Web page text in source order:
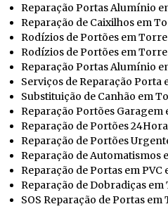
Reparação Portas Alumínio
Reparação de Caixilhos em
Rodízios de Portões em Torre
Rodízios de Portões em Torre
Reparação Portas Alumínio
Serviços de Reparação Porta
Substituição de Canhão em
Reparação Portões Garagem
Reparação de Portões
Reparação de Portões
Reparação de Automatismos
Reparação de Portas em PVC
Reparação de Dobradiças
SOS Reparação de Portas em